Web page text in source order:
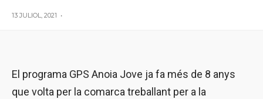
13 JULIOL, 2021 •
El programa GPS Anoia Jove ja fa més de 8 anys
que volta per la comarca treballant per a la